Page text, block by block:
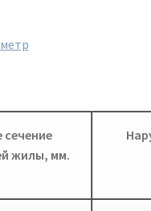
жилы, мм.